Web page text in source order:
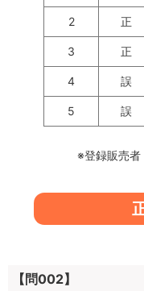
2 正
3 正
4 誤
5 誤
※登録販売
【問002】